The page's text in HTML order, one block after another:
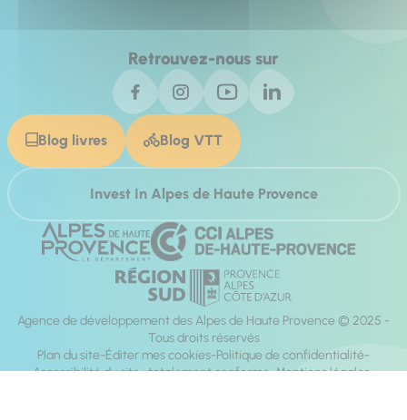
Retrouvez-nous sur
Blog livres Blog VTT
Invest In Alpes de Haute Provence
Agence de développement des Alpes de Haute Provence © 2025 -
Tous droits réservés
Plan du site Éditer mes cookies Politique de confidentialité
Accessibilité du site : totalement conforme Mentions légales